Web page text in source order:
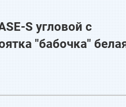
S угловой с
"бабочка"